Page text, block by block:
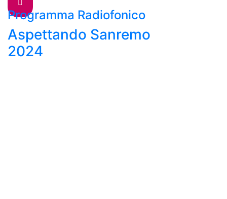
Programma Radiofonico
Aspettando Sanremo
2024